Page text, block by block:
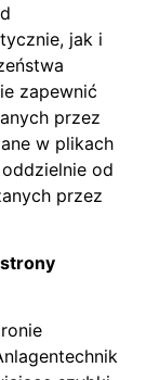
jak i
zapewnić
przez
w plikach
od
przez